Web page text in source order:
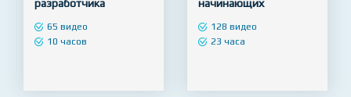
    
     5
Инструменты Веб-
разработчика
    
     5
SQL и PostgreSQL для
начинающих